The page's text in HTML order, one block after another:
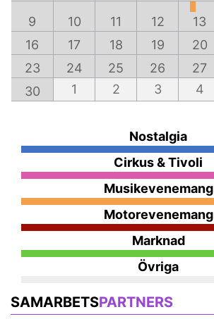
9 10 11 12 13
16
17 18 19 20
23
24 25 26 27
30
1 2 3 4
Nostalgia
Cirkus & Tivoli
Musikevenemang
Motorevenemang
Marknad
Övriga
SAMARBETSPARTNERS